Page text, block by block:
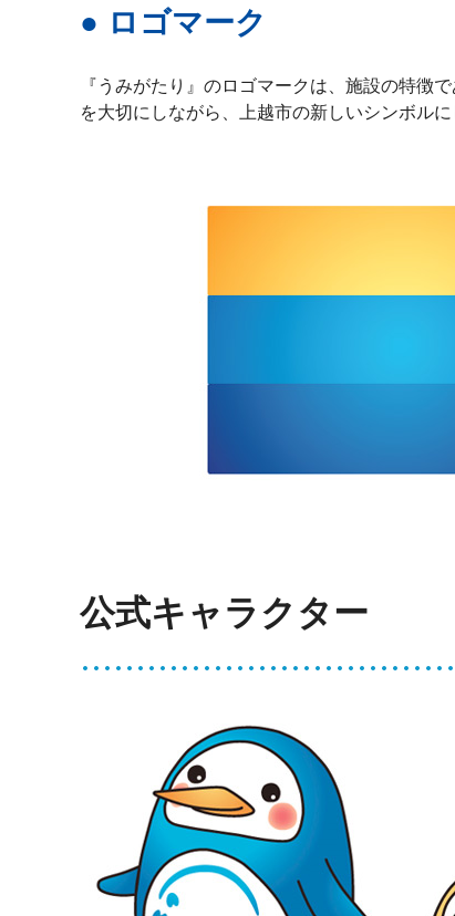
● ロゴマーク
『うみがたり』のロゴマークは、施設の特徴
を大切にしながら、上越市の新しいシンボル
公式キャラクター